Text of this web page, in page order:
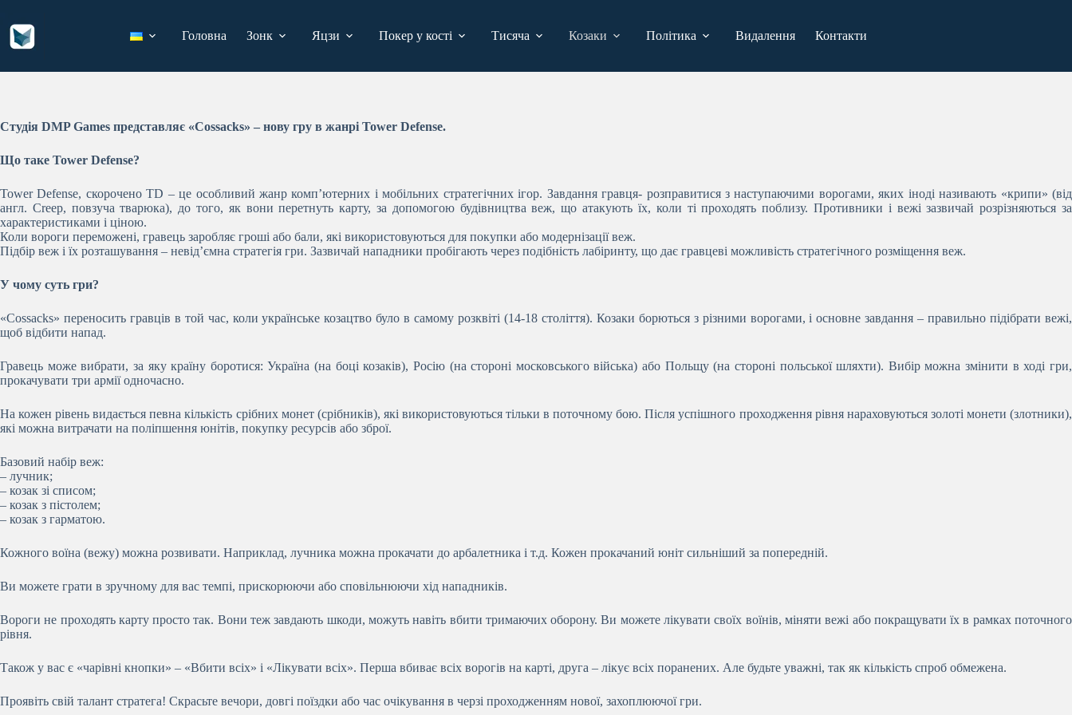
вмісту
Головна Зонк Яцзи Покер у кості Тисяча Козаки Політика Видалення Контакти
Студія DMP Games представляє «Cossacks» – нову гру в жанрі Tower Defense.
Що таке Tower Defense?
Tower Defense, скорочено TD – це особливий жанр комп’ютерних і мобільних стратегічних ігор. Завдання гравця- розправитися з наступаючими ворогами, яких іноді називають «крипи» (від
англ. Creep, повзуча тварюка), до того, як вони перетнуть карту, за допомогою будівництва веж, що атакують їх, коли ті проходять поблизу. Противники і вежі зазвичай розрізняються за
характеристиками і ціною.
Коли вороги переможені, гравець заробляє гроші або бали, які використовуються для покупки або модернізації веж.
Підбір веж і їх розташування – невід’ємна стратегія гри. Зазвичай нападники пробігають через подібність лабіринту, що дає гравцеві можливість стратегічного розміщення веж.
У чому суть гри?
«Cossacks» переносить гравців в той час, коли українське козацтво було в самому розквіті (14-18 століття). Козаки борються з різними ворогами, і основне завдання – правильно підібрати вежі,
щоб відбити напад.
Гравець може вибрати, за яку країну боротися: Україна (на боці козаків), Росію (на стороні московського війська) або Польщу (на стороні польської шляхти). Вибір можна змінити в ході гри,
прокачувати три армії одночасно.
На кожен рівень видається певна кількість срібних монет (срібників), які використовуються тільки в поточному бою. Після успішного проходження рівня нараховуються золоті монети (злотники),
які можна витрачати на поліпшення юнітів, покупку ресурсів або зброї.
Базовий набір веж:
– лучник;
– козак зі списом;
– козак з пістолем;
– козак з гарматою.
Кожного воїна (вежу) можна розвивати. Наприклад, лучника можна прокачати до арбалетника і т.д. Кожен прокачаний юніт сильніший за попередній.
Ви можете грати в зручному для вас темпі, прискорюючи або сповільнюючи хід нападників.
Вороги не проходять карту просто так. Вони теж завдають шкоди, можуть навіть вбити тримаючих оборону. Ви можете лікувати своїх воїнів, міняти вежі або покращувати їх в рамках поточного
рівня.
Також у вас є «чарівні кнопки» – «Вбити всіх» і «Лікувати всіх». Перша вбиває всіх ворогів на карті, друга – лікує всіх поранених. Але будьте уважні, так як кількість спроб обмежена.
Проявіть свій талант стратега! Скрасьте вечори, довгі поїздки або час очікування в черзі проходженням нової, захоплюючої гри.